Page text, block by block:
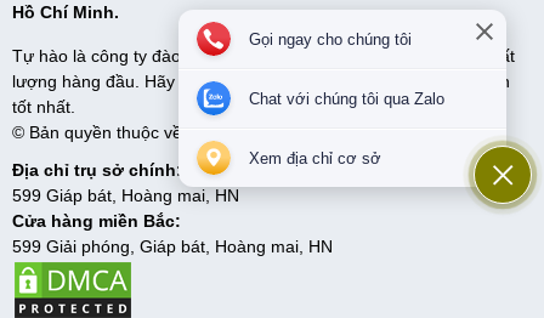
Hồ Chí Minh.
Tự hào là công ty đào tạo và cung cấp cấp nhạc cụ uy tín và chất
lượng hàng đầu. Hãy đến với Nhạc Cụ VN để có những lựa chọn
tốt nhất.
© Bản quyền thuộc về Nhạc cụ VN. Cung cấp bởi
Địa chỉ trụ sở chính:
599 Giáp bát, Hoàng mai, HN
Cửa hàng miền Bắc:
599 Giải phóng, Giáp bát, Hoàng mai, HN
Gọi ngay cho chúng tôi
Chat với chúng tôi qua Zalo
Xem địa chỉ cơ sở